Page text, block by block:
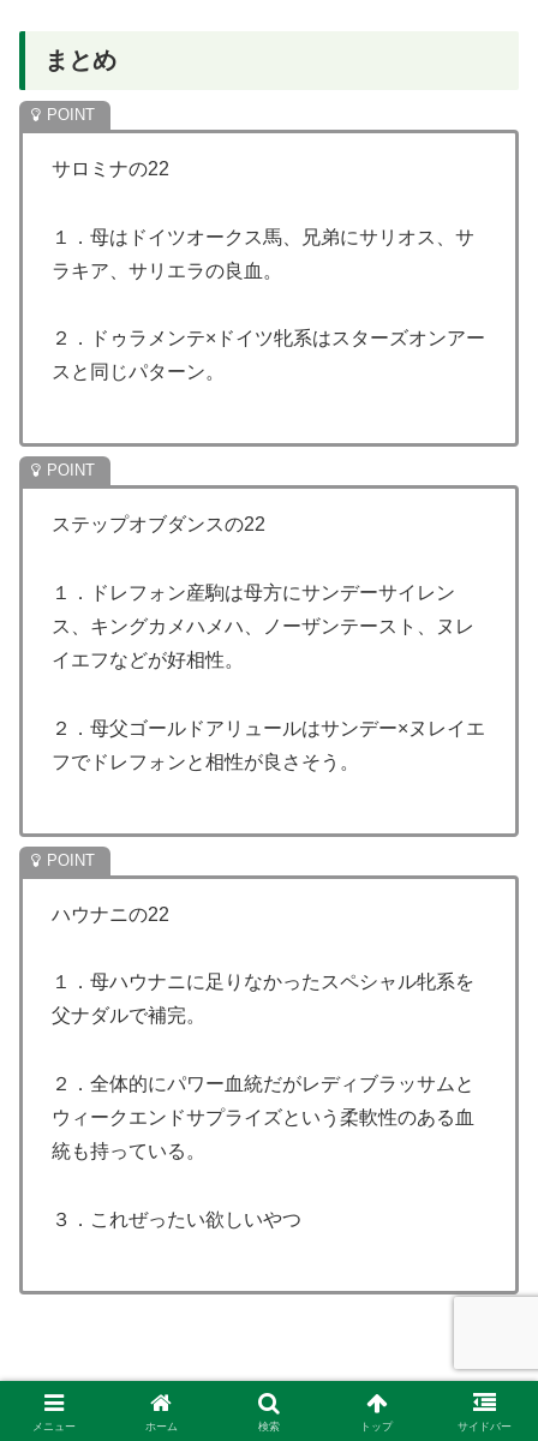
まとめ
サロミナの22
１．母はドイツオークス馬、兄弟にサリオス、サ
ラキア、サリエラの良血。
２．ドゥラメンテ×ドイツ牝系はスターズオンアー
スと同じパターン。
ステップオブダンスの22
１．ドレフォン産駒は母方にサンデーサイレン
ス、キングカメハメハ、ノーザンテースト、ヌレ
イエフなどが好相性。
２．母父ゴールドアリュールはサンデー×ヌレイエ
フでドレフォンと相性が良さそう。
ハウナニの22
１．母ハウナニに足りなかったスペシャル牝系を
父ナダルで補完。
２．全体的にパワー血統だがレディブラッサムと
ウィークエンドサプライズという柔軟性のある血
統も持っている。
３．これぜったい欲しいやつ
その他のシルク募集馬評価はコチラです。
メニュー ホーム 検索 トップ サイドバー